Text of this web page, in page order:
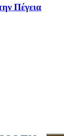
Πέγεια